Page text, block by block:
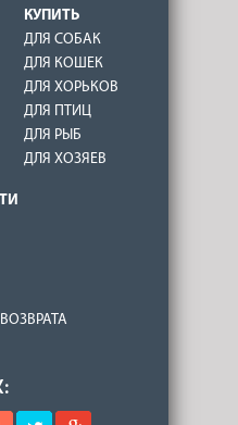
КУПИТЬ
ДЛЯ СОБАК
ДЛЯ КОШЕК
ДЛЯ ХОРЬКОВ
ДЛЯ ПТИЦ
ДЛЯ РЫБ
ДЛЯ ХОЗЯЕВ